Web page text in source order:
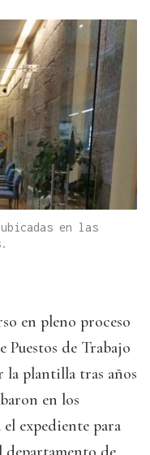
en las
en pleno proceso
Puestos de Trabajo
la plantilla tras años
en los
expediente para